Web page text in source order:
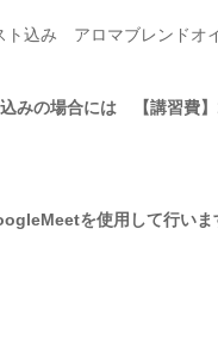
込み アロマブレンドオ
込みの場合には 【講習
を使用して行いま